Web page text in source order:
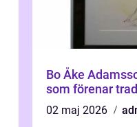
Bo Åke
som förenar
02 maj 2026